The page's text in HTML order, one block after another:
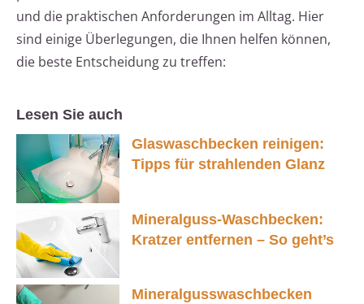
und die praktischen Anforderungen im Alltag. Hier
sind einige Überlegungen, die Ihnen helfen können,
die beste Entscheidung zu treffen:
Lesen Sie auch
Glaswaschbecken reinigen:
Tipps für strahlenden Glanz
Mineralguss-Waschbecken:
Kratzer entfernen – So geht’s
Mineralgusswaschbecken